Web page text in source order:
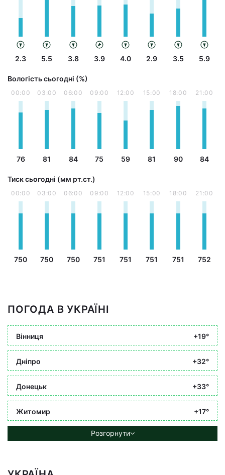
2.3 5.5 3.8 3.9 4.0 2.9 3.5 5.9
Вологість сьогодні (%)
00:00
76
03:00
81
06:00
84
09:00
75
12:00
59
15:00
81
18:00
90
21:00
84
Тиск сьогодні (мм рт.ст.)
00:00
750
03:00
750
06:00
750
09:00
751
12:00
751
15:00
751
18:00
751
21:00
752
ПОГОДА В УКРАЇНІ
Вінниця +19°
Дніпро +32°
Донецьк +33°
Житомир +17°
Розгорнути